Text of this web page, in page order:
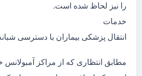
را نیز لحاظ شده است.
خدمات
انتقال پزشکی بیماران با دسترسی
مطابق انتظاری که از مراکز